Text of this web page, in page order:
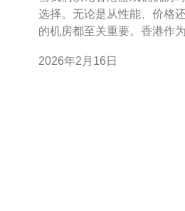
选择。无论是从性能、价格
的机房都至关重要。香港作
比而闻名。本文将为您提供
2026年2月16日